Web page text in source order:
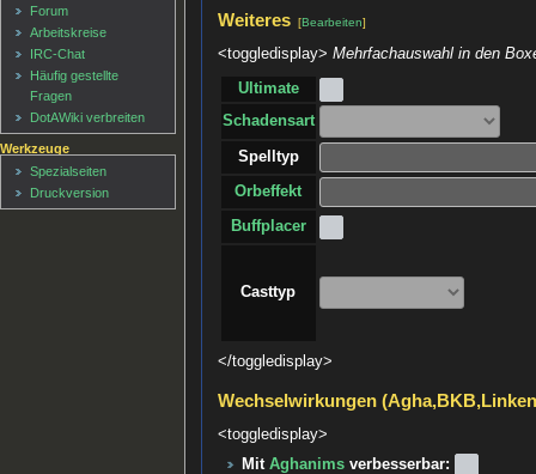
Weiteres [Bearbeiten]
<toggledisplay> Mehrfachauswahl in den
Ultimate
Schadensart
Spelltyp
Orbeffekt
Buffplacer
Casttyp
</toggledisplay>
Wechselwirkungen
<toggledisplay>
MitAghanims verbesserbar:
Forum
Arbeitskreise
IRC-Chat
Häufig gestellte
Fragen
DotAWiki verbreiten
Werkzeuge
Spezialseiten
Druckversion